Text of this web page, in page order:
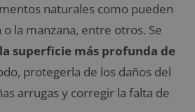
naturales como pueden
o la manzana, entre otros. Se
la superficie más profunda de
protegerla de los daños del
arrugas y corregir la falta de